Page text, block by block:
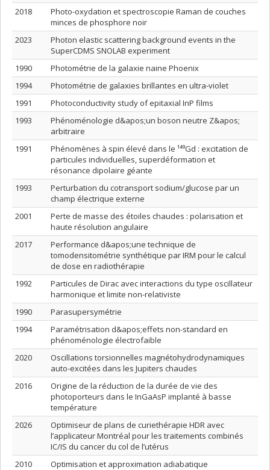
2018
Photo-oxydation et spectroscopie Raman de couches
minces de phosphore noir
2023
Photon elastic scattering background events in the
SuperCDMS SNOLAB experiment
1990
Photométrie de la galaxie naine Phoenix
1994
Photométrie de galaxies brillantes en ultra-violet
1991
Photoconductivity study of epitaxial InP films
1993
Phénoménologie d&apos;un boson neutre Z&apos;
arbitraire
1991
Phénomènes à spin élevé dans le ¹⁴⁹Gd : excitation de
particules individuelles, superdéformation et
résonance dipolaire géante
1993
Perturbation du cotransport sodium/glucose par un
champ électrique externe
2001
Perte de masse des étoiles chaudes : polarisation et
haute résolution angulaire
2017
Performance d&apos;une technique de
tomodensitométrie synthétique par IRM pour le calcul
de dose en radiothérapie
1992
Particules de Dirac avec interactions du type oscillateur
harmonique et limite non-relativiste
1990
Parasupersymétrie
1994
Paramétrisation d&apos;effets non-standard en
phénoménologie électrofaible
2020
Oscillations torsionnelles magnétohydrodynamiques
auto-excitées dans les Jupiters chaudes
2016
Origine de la réduction de la durée de vie des
photoporteurs dans le InGaAsP implanté à basse
température
2026
Optimiseur de plans de curiethérapie HDR avec
l’applicateur Montréal pour les traitements combinés
IC/IS du cancer du col de l’utérus
2010
Optimisation et approximation adiabatique